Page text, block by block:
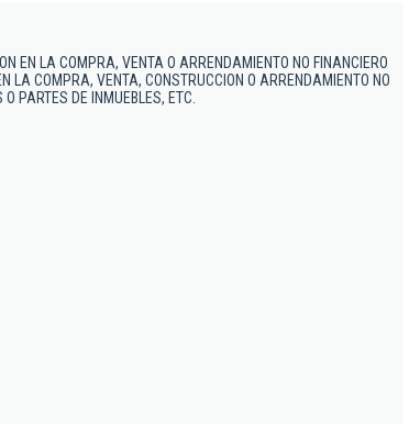
EN LA COMPRA, VENTA O ARRENDAMIENTO NO FINANCIERO
LA COMPRA, VENTA, CONSTRUCCION O ARRENDAMIENTO NO
PARTES DE INMUEBLES, ETC.